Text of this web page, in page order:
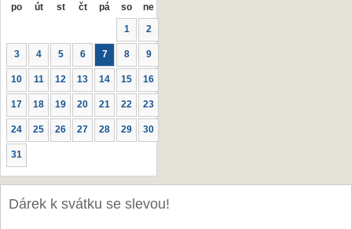
po út st čt pá so ne
1 2
3 4 5 6 7 8 9
10 11 12 13 14 15 16
17 18 19 20 21 22 23
24 25 26 27 28 29 30
31
Dárek k svátku se slevou!